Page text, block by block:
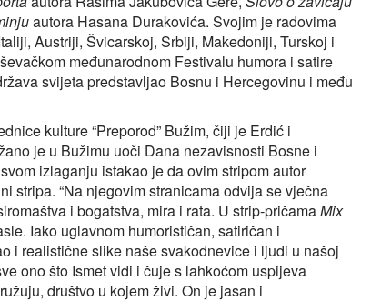
autora Hasana Durakovića. Svojim je radovima
Austriji, Švicarskoj, Srbiji, Makedoniji, Turskoj i
međunarodnom Festivalu humora i satire
svijeta predstavljao Bosnu i Hercegovinu i među
kulture “Preporod” Bužim, čiji je Erdić i
je u Bužimu uoči Dana nezavisnosti Bosne i
izlaganju istakao je da ovim stripom autor
stripa. “Na njegovim stranicama odvija se vječna
i bogatstva, mira i rata. U strip-pričamaMix
Iako uglavnom humorističan, satiričan i
i realistične slike naše svakodnevice i ljudi u našoj
ono što Ismet vidi i čuje s lahkoćom uspijeva
društvo u kojem živi. On je jasan i